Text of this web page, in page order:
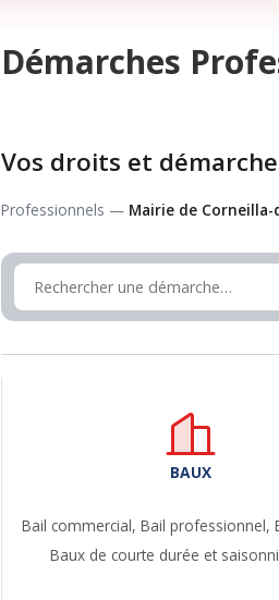
Démarches
Vos droits et
Professionnels — Mairie de
BAUX
Bail commercial,Bail professionnel,
Baux de courte durée et